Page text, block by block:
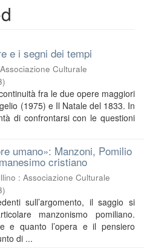
e i segni dei tempi
Culturale
)
fra le due opere maggiori
(1975) e Il Natale del 1833. In
di confrontarsi con le questioni
umano»: Manzoni, Pomilio
cristiano
: Associazione Culturale
)
sull’argomento, il saggio si
manzonismo pomiliano.
e quanto l’opera e il pensiero
di ...